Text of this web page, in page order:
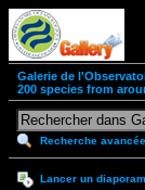
Galerie de
200 species from
Recherche avancée
Lancer un